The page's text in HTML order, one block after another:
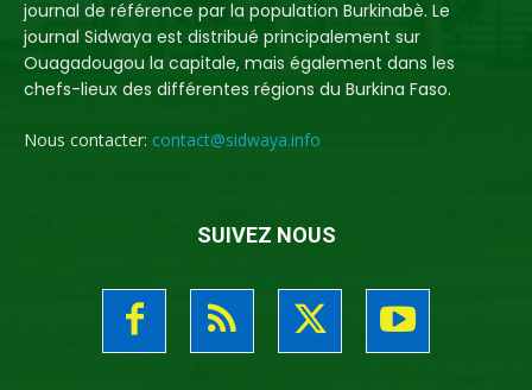
journal de référence par la population Burkinabè. Le
journal Sidwaya est distribué principalement sur
Ouagadougou la capitale, mais également dans les
chefs-lieux des différentes régions du Burkina Faso.
Nous contacter: contact@sidwaya.info
SUIVEZ NOUS